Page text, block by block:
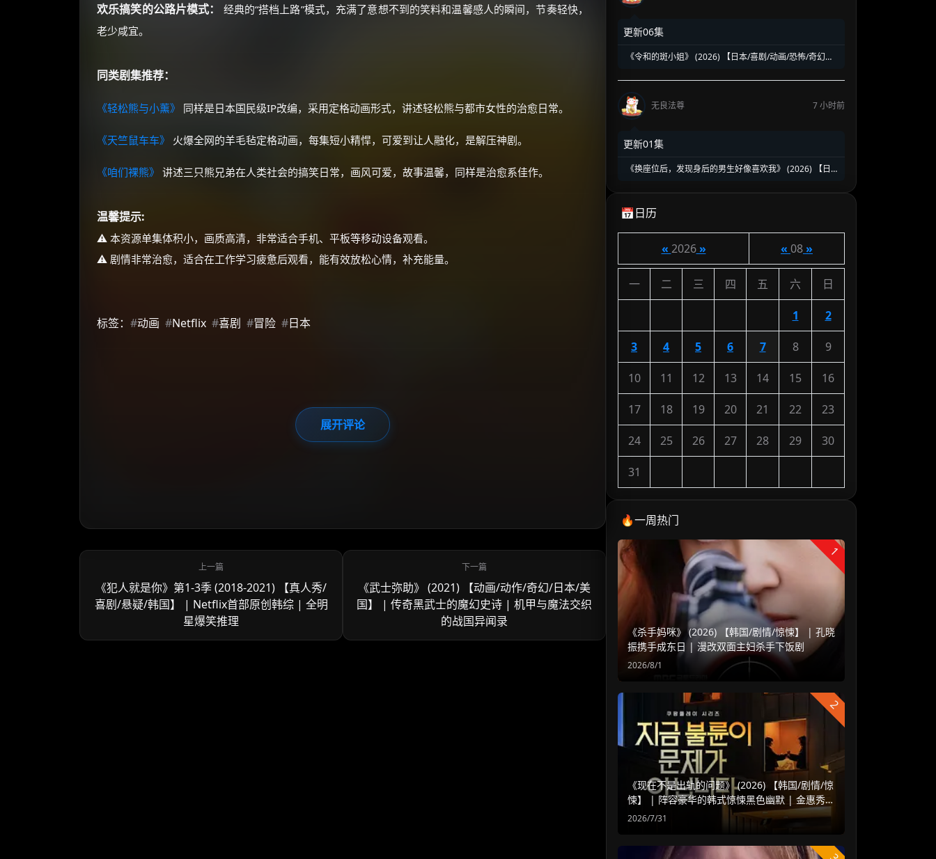
欢乐搞笑的公路片模式：
经典的“搭档上路”模式，充满了意想不到的笑料和温馨感人的瞬间，节奏轻快，
老少咸宜。
同类剧集推荐：
《轻松熊与小薰》 同样是日本国民级IP改编，采用定格动画形式，讲述轻松熊与都市女性的治愈日常。
《天竺鼠车车》 火爆全网的羊毛毡定格动画，每集短小精悍，可爱到让人融化，是解压神剧。
《咱们裸熊》 讲述三只熊兄弟在人类社会的搞笑日常，画风可爱，故事温馨，同样是治愈系佳作。
温馨提示:
⚠️ 本资源单集体积小，画质高清，非常适合手机、平板等移动设备观看。
⚠️ 剧情非常治愈，适合在工作学习疲惫后观看，能有效放松心情，补充能量。
标签： #动画 #Netflix #喜剧 #冒险 #日本
展开评论
《犯人就是你》第1-3季 (2018-2021) 【真人秀/
喜剧/悬疑/韩国】 | Netflix首部原创韩综 | 全明
星爆笑推理
《武士弥助》 (2021) 【动画/动作/奇幻/日本/美
国】 | 传奇黑武士的魔幻史诗 | 机甲与魔法交织
的战国异闻录
更新06集
《令和的斑小姐》 (2026) 【日本/喜剧/动画/恐怖/奇幻】
帐》与《非人哉》的撞色结合
无良法尊
7 小时前
更新01集
《换座位后，发现身后的男生好像喜欢我》 (2026) 【日
📅日历
« 2026» « 08»
一 二 三 四 五 六 日
1 2
3 4 5 6 7 8 9
10 11 12 13 14 15 16
17 18 19 20 21 22 23
24 25 26 27 28 29 30
31
🔥一周热门
1
《杀手妈咪》 (2026) 【韩国/剧情/惊悚】 | 孔晓
振携手成东日 | 漫改双面主妇杀手下饭剧
2026/8/1
2
《现在不是出轨的问题》 (2026) 【韩国/剧情/惊
悚】 | 阵容豪华的韩式惊悚黑色幽默 | 金惠秀 x
赵汝贞强强联手
2026/7/31